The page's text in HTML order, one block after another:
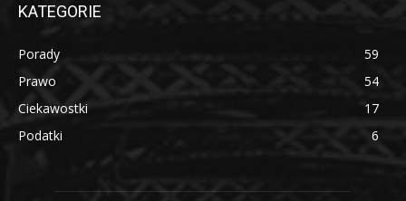
KATEGORIE
Porady
59
Prawo
54
Ciekawostki
17
Podatki
6